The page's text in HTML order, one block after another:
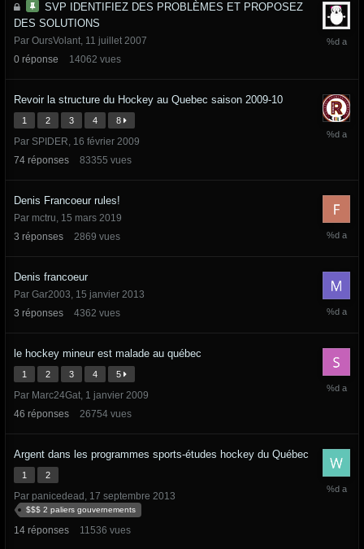
SVP IDENTIFIEZ DES PROBLÈMES ET PROPOSEZ
DES SOLUTIONS
Par OursVolant, 11 juillet 2007
0 réponse 14062 vues
11
Revoir la structure du Hockey au Quebec saison 2009-10
1 2 3 4 8
Par SPIDER, 16 février 2009
74 réponses 83355 vues
3
Denis Francoeur rules!
Par mctru, 15 mars 2019
3 réponses 2869 vues
15
Denis francoeur
Par Gar2003, 15 janvier 2013
3 réponses 4362 vues
15
le hockey mineur est malade au québec
1 2 3 4 5
Par Marc24Gat, 1 janvier 2009
46 réponses 26754 vues
28
Argent dans les programmes sports-études hockey du Québec
1 2
Par panicedead , 17 septembre 2013
$$$ 2 paliers gouvernements
14 réponses 11536 vues
28